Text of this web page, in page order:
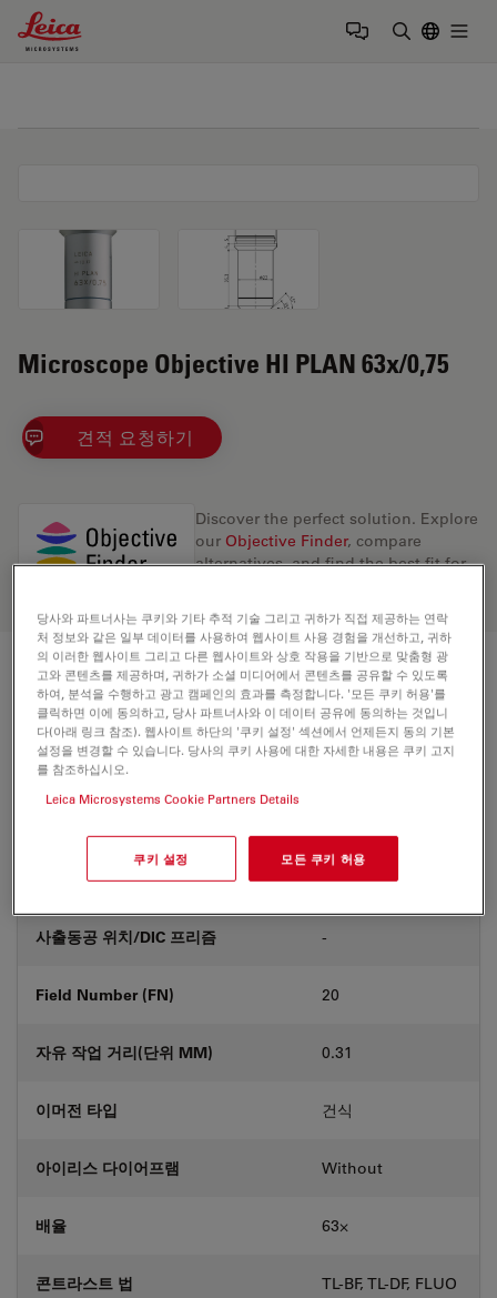
Leica Microsystems Logo
Microscope Objective HI PLAN 63x/0,75
견적 요청하기
Discover the perfect solution. Explore
our Objective Finder, compare
alternatives, and find the best fit for
기술 사양
상품 번호 11506237
커버글라스 With
사출동공 위치/DIC 프리즘 -
Field Number (FN) 20
자유 작업 거리(단위 MM) 0.31
이머전 타입 건식
아이리스 다이어프램 Without
배율 63⨉
콘트라스트 법 TL-BF, TL-DF, FLUO
당사와 파트너사는 쿠키와 기타 추적 기술 그리고 귀하가 직접 제공하는 연락
처 정보와 같은 일부 데이터를 사용하여 웹사이트 사용 경험을 개선하고, 귀하
의 이러한 웹사이트 그리고 다른 웹사이트와 상호 작용을 기반으로 맞춤형 광
고와 콘텐츠를 제공하며, 귀하가 소셜 미디어에서 콘텐츠를 공유할 수 있도록
하여, 분석을 수행하고 광고 캠페인의 효과를 측정합니다. '모든 쿠키 허용'를
클릭하면 이에 동의하고, 당사 파트너사와 이 데이터 공유에 동의하는 것입니
다(아래 링크 참조). 웹사이트 하단의 '쿠키 설정' 섹션에서 언제든지 동의 기본
설정을 변경할 수 있습니다. 당사의 쿠키 사용에 대한 자세한 내용은 쿠키 고지
를 참조하십시오.
Leica Microsystems Cookie Partners Details
쿠키 설정 모든 쿠키 허용